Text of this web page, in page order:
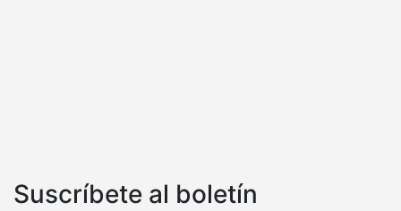
Suscríbete al boletín